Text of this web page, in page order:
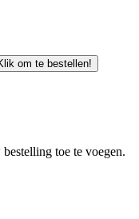
om te bestellen!
toe te voegen.